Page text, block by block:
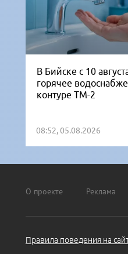
В Бийске с 10
горячее
контуре ТМ-2
08:52, 05.08.2026
О проекте Реклама
Правила поведения на